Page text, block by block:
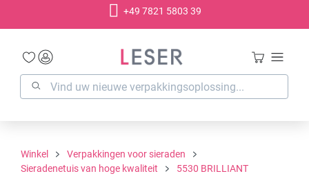
+49 7821 5803 39
Winkel
Verpakkingen voor sieraden
Sieradenetuis van hoge kwaliteit
5530 BRILLIANT